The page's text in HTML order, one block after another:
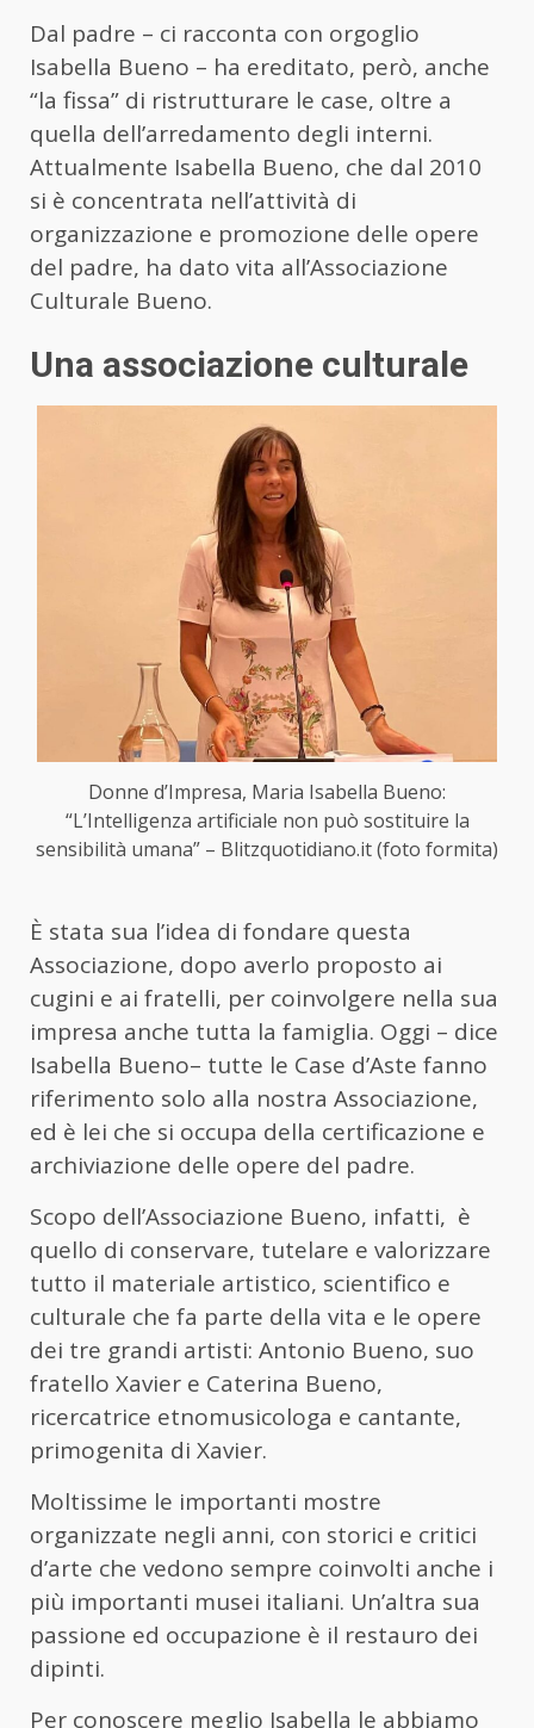
Dal padre – ci racconta con orgoglio
Isabella Bueno – ha ereditato, però, anche
“la fissa” di ristrutturare le case, oltre a
quella dell’arredamento degli interni.
Attualmente Isabella Bueno, che dal 2010
si è concentrata nell’attività di
organizzazione e promozione delle opere
del padre, ha dato vita all’Associazione
Culturale Bueno.
Una associazione culturale
Donne d’Impresa, Maria Isabella Bueno:
“L’Intelligenza artificiale non può sostituire la
sensibilità umana” – Blitzquotidiano.it (foto formita)
È stata sua l’idea di fondare questa
Associazione, dopo averlo proposto ai
cugini e ai fratelli, per coinvolgere nella sua
impresa anche tutta la famiglia. Oggi – dice
Isabella Bueno– tutte le Case d’Aste fanno
riferimento solo alla nostra Associazione,
ed è lei che si occupa della certificazione e
archiviazione delle opere del padre.
Scopo dell’Associazione Bueno, infatti, è
quello di conservare, tutelare e valorizzare
tutto il materiale artistico, scientifico e
culturale che fa parte della vita e le opere
dei tre grandi artisti: Antonio Bueno, suo
fratello Xavier e Caterina Bueno,
ricercatrice etnomusicologa e cantante,
primogenita di Xavier.
Moltissime le importanti mostre
organizzate negli anni, con storici e critici
d’arte che vedono sempre coinvolti anche i
più importanti musei italiani. Un’altra sua
passione ed occupazione è il restauro dei
dipinti.
Per conoscere meglio Isabella le abbiamo